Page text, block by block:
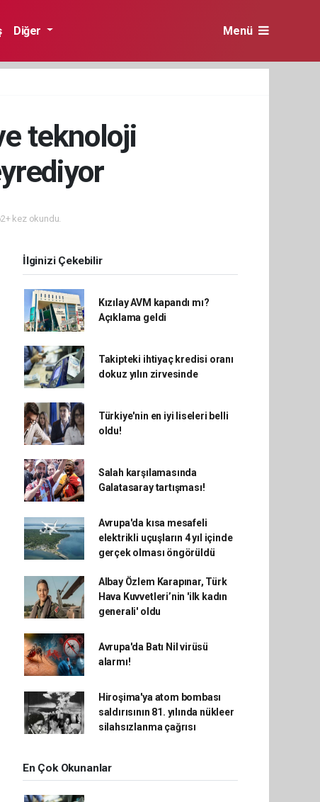
Diğer Menü
teknoloji
kez okundu.
İlginizi Çekebilir
Kızılay AVM kapandı mı?
Açıklama geldi
Takipteki ihtiyaç kredisi oranı
dokuz yılın zirvesinde
Türkiye'nin en iyi liseleri belli
oldu!
Salah karşılamasında
Galatasaray tartışması!
Avrupa'da kısa mesafeli
elektrikli uçuşların 4 yıl içinde
gerçek olması öngörüldü
Albay Özlem Karapınar, Türk
Hava Kuvvetleri’nin 'ilk kadın
generali' oldu
Avrupa'da Batı Nil virüsü
alarmı!
Hiroşima'ya atom bombası
saldırısının 81. yılında nükleer
silahsızlanma çağrısı
En Çok Okunanlar